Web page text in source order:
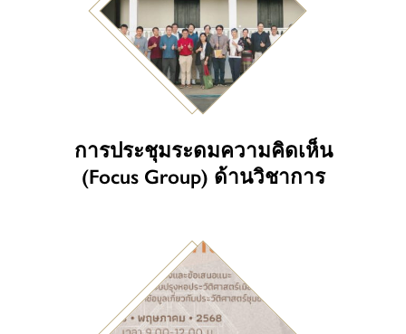
การประชุมระดมความคิดเห็น
(Focus Group) ด้านวิชาการ